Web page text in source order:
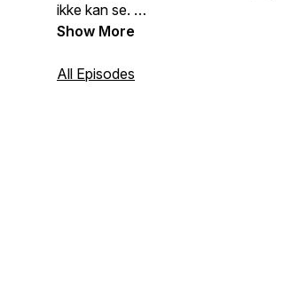
ikke kan se.
ned til konkrete emner, som vi belyser
Show More
All Episodes